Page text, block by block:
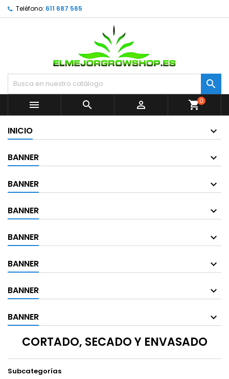
Teléfono: 611 687 565


  shopping_cart0
INICIO
BANNER
BANNER
BANNER
BANNER
BANNER
BANNER
BANNER
CORTADO, SECADO Y ENVASADO
Subcategorías